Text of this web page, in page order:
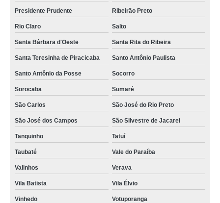
Presidente Prudente Ribeirão Preto
Rio Claro Salto
Santa Bárbara d'Oeste Santa Rita do Ribeira
Santa Teresinha de Piracicaba Santo Antônio Paulista
Santo Antônio da Posse Socorro
Sorocaba Sumaré
São Carlos São José do Rio Preto
São José dos Campos São Silvestre de Jacarei
Tanquinho Tatuí
Taubaté Vale do Paraíba
Valinhos Verava
Vila Batista Vila Élvio
Vinhedo Votuporanga